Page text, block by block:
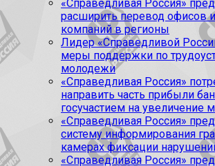
«Справедливая Россия»
расширить перевод офисов
компаний в регионы
Лидер «Справедливой
меры поддержки по
молодежи
«Справедливая Россия»
направить часть прибыли
госучастием на увеличение
«Справедливая Россия»
систему информирования
камерах фиксации
«Справедливая Россия»